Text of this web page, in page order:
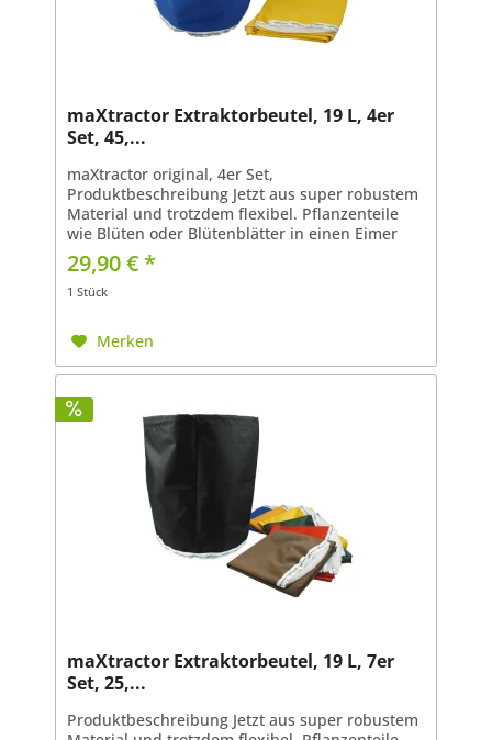
maXtractor Extraktorbeutel, 19 L, 4er
Set, 45,...
maXtractor original, 4er Set,
Produktbeschreibung Jetzt aus super robustem
Material und trotzdem flexibel. Pflanzenteile
wie Blüten oder Blütenblätter in einen Eimer
mit sehr kaltem Wasser geben, Eiswürfel dazu -
die Kälte lässt...
29,90 € *
1 Stück
Merken
maXtractor Extraktorbeutel, 19 L, 7er
Set, 25,...
Produktbeschreibung Jetzt aus super robustem